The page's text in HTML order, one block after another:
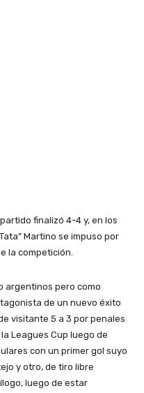
finalizó 4-4 y, en los
Martino se impuso por
la competición.
argentinos pero como
de un nuevo éxito
visitante 5 a 3 por penales
Leagues Cup luego de
con un primer gol suyo
y otro, de tiro libre
luego de estar